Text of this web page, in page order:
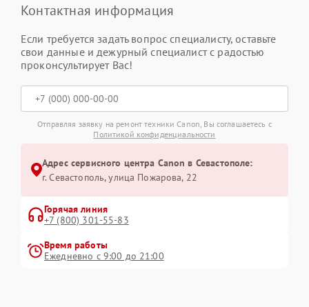
Контактная информация
Если требуется задать вопрос специалисту, оставьте
свои данные и дежурный специалист с радостью
проконсультирует Вас!
Отправляя заявку на ремонт техники Canon, Вы соглашаетесь с
Политикой конфиденциальности
Адрес сервисного центра Canon в Севастополе:
г. Севастополь, улица Пожарова, 22
Горячая линия
+7 (800) 301-55-83
Время работы
Ежедневно с 9:00 до 21:00